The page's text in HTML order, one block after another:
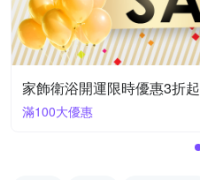
家飾衛浴開運限時優惠3折起
滿100大優惠